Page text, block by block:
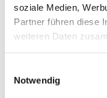
soziale Medien,
Partner führen diese
weiteren Daten
Notwendig
Ambulantes
Nibelungenstr. 19
90461 Nürnberg